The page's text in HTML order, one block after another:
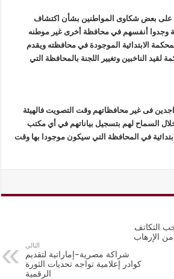
على بعض شكاوى المواطنين بشأن اكتشاف
وجدوا أنفسهم في محافظة أخرى غير موطنه
الابتدائية الموجودة في محافظته ويقدم
لقيد الناخبين وتغيير اللجنة بالمحافظة التي
فى غير محافظاتهم وقت التصويت فالهيئة
السماح لهم بتسجيل بياناتهم في أي مكتب
في المحافظة التي سيكون موجودا بها وقت
التكاتف
الإرهاب
التالي
شراكة مصرية–إماراتية لتقديم
كوادر إعلامية تواجه تحديات الثورة
الرقمية